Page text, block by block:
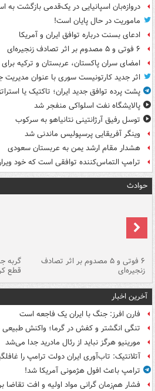
دروازه‌بان اسپانیایی در یک‌قدمی بازگشت به
ماموریت در حال پایان است!
ادعای بسنت درباره توافق ایران و آمریکا
۶ فوتی و ۵ مصدوم بر اثر تصادف زنجیره‌ای
امضای سران پاکستان، عربستان و ترکیه
اثر جدید کارتونیست سوری با عنوان مدیریت
پشت پرده توافق جدید ایران؛ تاکتیک یا
پالایشگاه نفت اسلواکی منفجر شد
توسل رفیق آرژانتینی نتانیاهو به سرکوب
وینگر آفریقایی پرسپولیس ماندنی شد
هشدار مقام ارشد یمن به عربستان سعودی
ترامپ التماس‌کننده توافقی است که خود
حوادث
۶ فوتی و ۵ مصدوم بر اثر تصادف
زنجیره‌ای
گربه
قطع
آخرین اخبار
فارن افرز: جنگ با ایران یک فاجعه است
تنگی انگشتر و کفش در گرما؛ واکنش
مورینیو هرگز نباید از رئال مادرید جدا می‌شد
آتلانتیک: تاب‌آوری ایران دولت ترامپ را
ترامپ باعث افول هژمونی آمریکا شد!
فشار هم‌زمان گرانی مواد اولیه و افت تقاضا